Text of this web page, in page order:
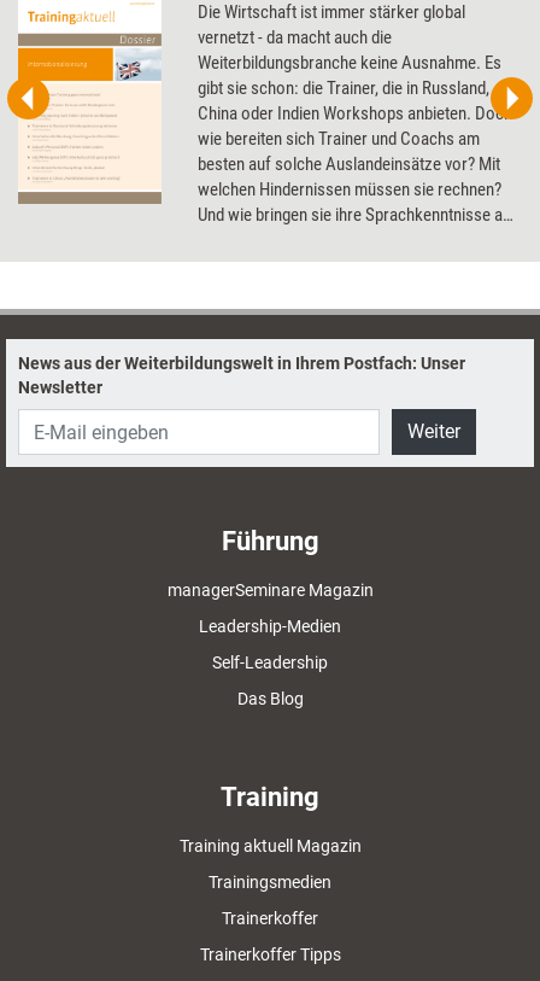
Die Wirtschaft ist immer stärker global
vernetzt - da macht auch die
Weiterbildungsbranche keine Ausnahme. Es
gibt sie schon: die Trainer, die in Russland,
China oder Indien Workshops anbieten. Doch
wie bereiten sich Trainer und Coachs am
besten auf solche Auslandeinsätze vor? Mit
welchen Hindernissen müssen sie rechnen?
Und wie bringen sie ihre Sprachkenntnisse auf
eigene Internationalisierung gelingt.
News aus der Weiterbildungswelt in Ihrem Postfach: Unser
Newsletter
Weiter
Führung
managerSeminare Magazin
Leadership-Medien
Self-Leadership
Das Blog
Training
Training aktuell Magazin
Trainingsmedien
Trainerkoffer
Trainerkoffer Tipps